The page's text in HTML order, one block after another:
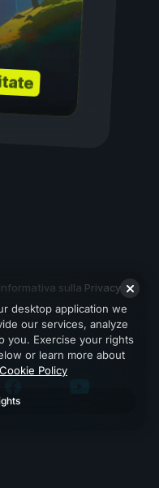
Informativa sulla Privacy
desktop application we
our services, analyze
you. Exercise your rights
or learn more about
Cookie Policy